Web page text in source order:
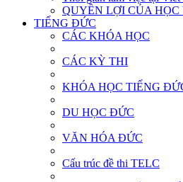
QUYỀN LỢI CỦA HỌC
TIẾNG ĐỨC
CÁC KHÓA HỌC
CÁC KỲ THI
KHÓA HỌC TIẾNG
DU HỌC ĐỨC
VĂN HÓA ĐỨC
Cấu trúc đề thi TELC